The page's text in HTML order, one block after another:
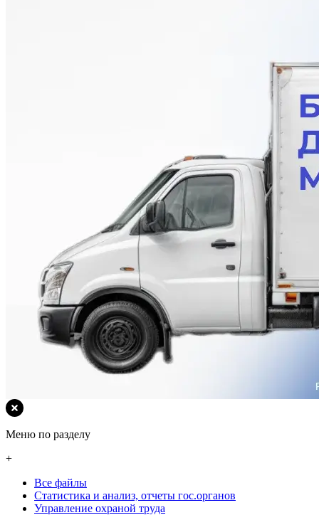
Меню по разделу
+
Все файлы
Статистика и анализ, отчеты гос.органов
Управление охраной труда